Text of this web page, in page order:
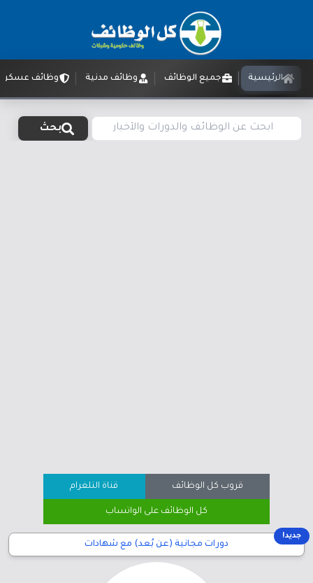
الرئيسية جميع الوظائف وظائف مدنية وظائف
بحث
قروب كل الوظائف قناة التلغرام
كل الوظائف على الواتساب
جديد!
دورات مجانية (عن بُعد) مع شهادات